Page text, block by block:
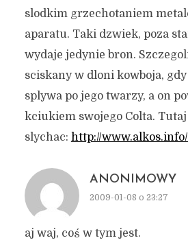
slodkim grzechotaniem
aparatu. Taki dzwiek, poza
wydaje jedynie bron.
sciskany w dloni kowboja,
splywa po jego twarzy, a on
kciukiem swojego Colta.
slychac: http://
ANONIMOWY
2009-01-08 o 23:27
aj waj, coś w tym jest.